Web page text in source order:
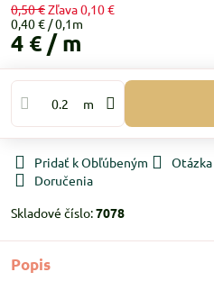
0,50 €Zľava0,10 €
0,40 €
4 € / m
m
Pridať k Obľúbeným
Doručenia
Skladové číslo:7078
Popis